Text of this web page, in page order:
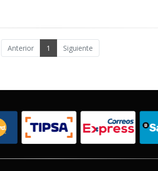
Anterior 1 Siguiente